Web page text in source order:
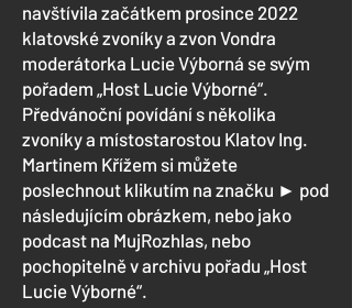
navštívila začátkem prosince 2022
klatovské zvoníky a zvon Vondra
moderátorka Lucie Výborná se svým
pořadem „Host Lucie Výborné“.
Předvánoční povídání s několika
zvoníky a místostarostou Klatov Ing.
Martinem Křížem si můžete
poslechnout klikutím na značku ► pod
následujícím obrázkem, nebo jako
podcast na MujRozhlas, nebo
pochopitelně v archivu pořadu „Host
Lucie Výborné“.